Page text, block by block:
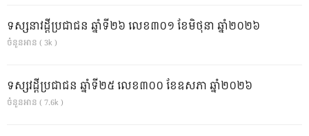
ទស្សនាវដ្ដីប្រជាជន ឆ្នាំទី២៦ លេខ៣០១ ខែមិថុនា ឆ្នាំ២០២៦
ចំនួនអាន ( 3k )
ទស្សវដ្តីប្រជាជន ឆ្នាំទី២៥ លេខ៣០០ ខែឧសភា ឆ្នាំ២០២៦
ចំនួនអាន ( 7.6k )